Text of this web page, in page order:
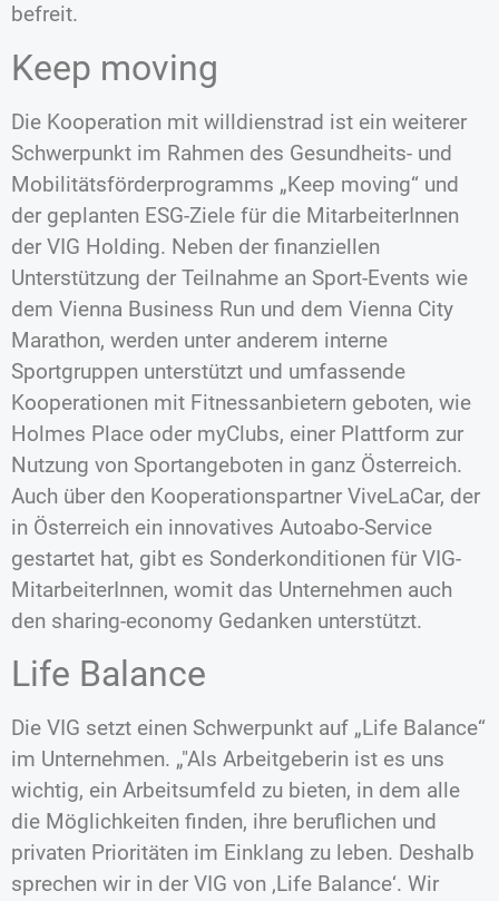
befreit.
Keep moving
Die Kooperation mit willdienstrad ist ein weiterer
Schwerpunkt im Rahmen des Gesundheits- und
Mobilitätsförderprogramms „Keep moving“ und
der geplanten ESG-Ziele für die MitarbeiterInnen
der VIG Holding. Neben der finanziellen
Unterstützung der Teilnahme an Sport-Events wie
dem Vienna Business Run und dem Vienna City
Marathon, werden unter anderem interne
Sportgruppen unterstützt und umfassende
Kooperationen mit Fitnessanbietern geboten, wie
Holmes Place oder myClubs, einer Plattform zur
Nutzung von Sportangeboten in ganz Österreich.
Auch über den Kooperationspartner ViveLaCar, der
in Österreich ein innovatives Autoabo-Service
gestartet hat, gibt es Sonderkonditionen für VIG-
MitarbeiterInnen, womit das Unternehmen auch
den sharing-economy Gedanken unterstützt.
Life Balance
Die VIG setzt einen Schwerpunkt auf „Life Balance“
im Unternehmen. „ Als Arbeitgeberin ist es uns
wichtig, ein Arbeitsumfeld zu bieten, in dem alle
die Möglichkeiten finden, ihre beruflichen und
privaten Prioritäten im Einklang zu leben. Deshalb
sprechen wir in der VIG von ‚Life Balance‘. Wir